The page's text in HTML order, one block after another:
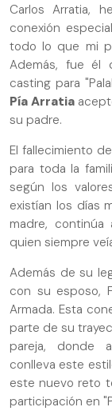
Carlos Arratia,
conexión
todo lo que mi
Además, fue él
casting para
Pía Arratia
su padre.
El fallecimiento de
para toda la
según los
existían los días
madre,
quien siempre
Además de su
con su esposo,
Armada. Esta
parte de su
pareja, donde
conlleva este
este nuevo reto
participación en